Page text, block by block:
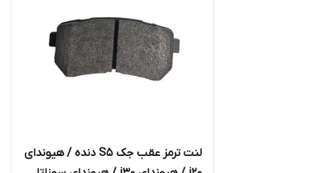
لنت ترمز عقب جک S5 دنده / هیوندای